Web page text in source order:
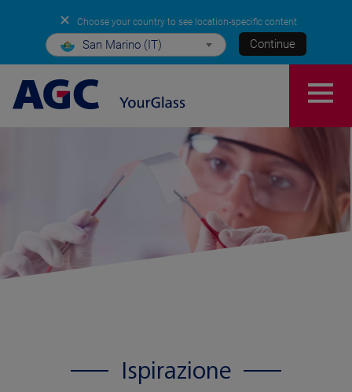
✕ Choose your country to see location-specific content
San Marino (IT) Continue
Ispirazione